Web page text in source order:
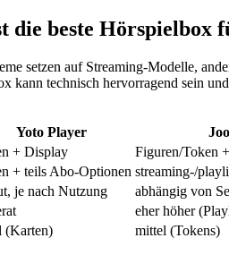
beste Hörspielbox
setzen auf Streaming-Modelle,
kann technisch hervorragend sein
Yoto Player
+ Display
Figuren/Token
+ teils Abo-Optionen streaming-/
je nach Nutzung
abhängig von
eher höher
(Karten) mittel (Tokens)